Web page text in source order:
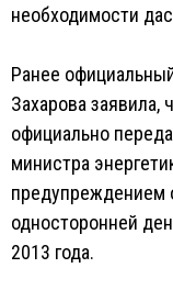
необходимости
Ранее
Захарова заявила,
официально
министра
предупреждением
односторонней
2013 года.